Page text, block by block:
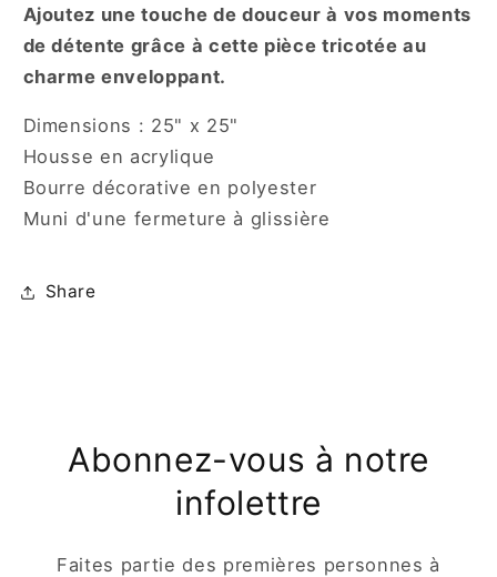
Ajoutez une touche de douceur à vos moments
de détente grâce à cette pièce tricotée au
charme enveloppant.
Dimensions : 25" x 25"
Housse en acrylique
Bourre décorative en polyester
Muni d'une fermeture à glissière
Share
Abonnez-vous à notre
infolettre
Faites partie des premières personnes à